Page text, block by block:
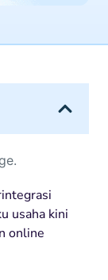
usaha kini
online